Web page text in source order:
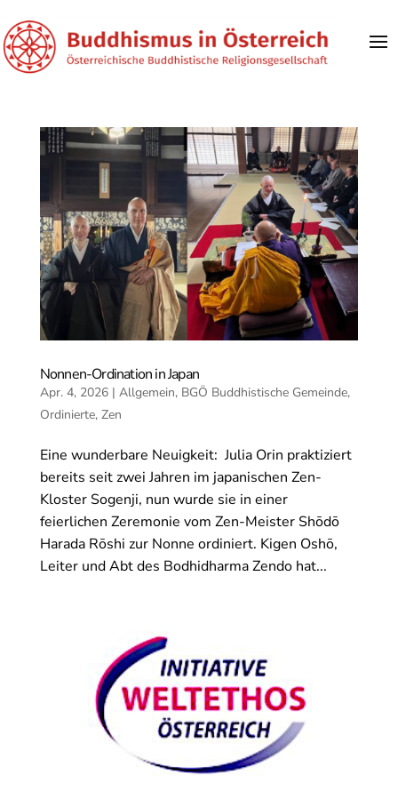
Nonnen-Ordination in Japan
Apr. 4, 2026| Allgemein, BGÖ Buddhistische Gemeinde,
Ordinierte, Zen
Eine wunderbare Neuigkeit: Julia Orin praktiziert
bereits seit zwei Jahren im japanischen Zen-
Kloster Sogenji, nun wurde sie in einer
feierlichen Zeremonie vom Zen-Meister Shōdō
Harada Rōshi zur Nonne ordiniert. Kigen Oshō,
Leiter und Abt des Bodhidharma Zendo hat...